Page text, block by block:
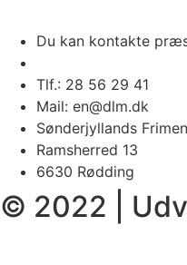
Du kan kontakte
Tlf.: 28 56 29 41
Mail: en@dlm.dk
Sønderjyllands
Ramsherred 13
6630 Rødding
© 2022 |